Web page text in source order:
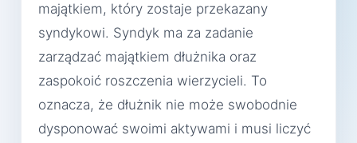
majątkiem, który zostaje przekazany
syndykowi. Syndyk ma za zadanie
zarządzać majątkiem dłużnika oraz
zaspokoić roszczenia wierzycieli. To
oznacza, że dłużnik nie może swobodnie
dysponować swoimi aktywami i musi liczyć